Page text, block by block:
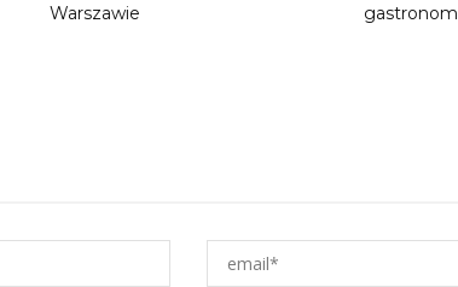
Warszawie